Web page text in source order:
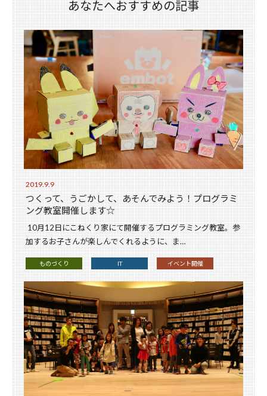
あなたへおすすめの記事
2019.9.9
つくって、うごかして、あそんでみよう！プログラミ
ング教室開催します☆
10月12日にこねくり家にて開催するプログラミング教室。参
加するお子さんが楽しんでくれるように、ま…
ものづくり IT イベント開催